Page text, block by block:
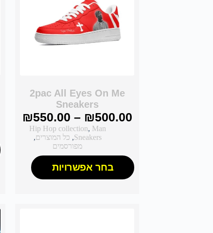
2pac All Eyes On Me
Sneakers
₪500.00
–
₪550.00
Hip Hop collection, Man
Sneakers
, כל המוצרים,
מפורסמים
בחר אפשרויות